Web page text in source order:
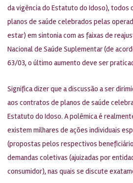
da vigência do Estatuto do Idoso), todos
planos de saúde celebrados pelas
estar) em sintonia com as faixas de
Nacional de Saúde Suplementar (de
63/03, o último aumento deve ser
Significa dizer que a discussão a ser
aos contratos de planos de saúde
Estatuto do Idoso. A polêmica é
existem milhares de ações individuais
(propostas pelos respectivos
demandas coletivas (ajuizadas por
consumidor), nas quais se discute